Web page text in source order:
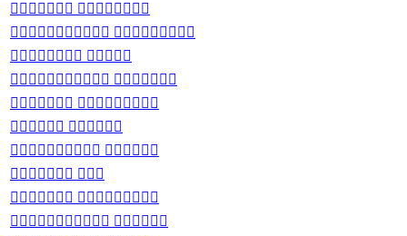
 
 
 
 
 
 
 
 
 
 